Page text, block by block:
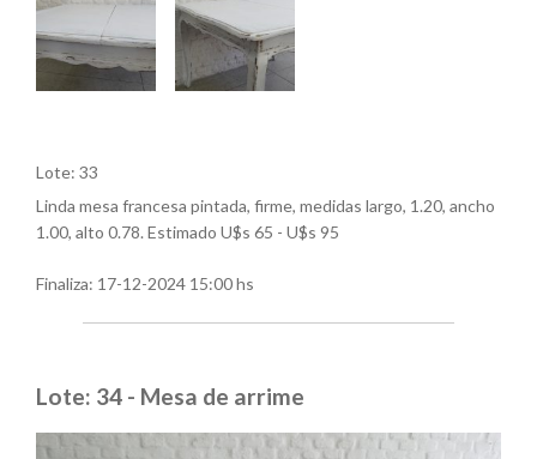
Lote: 33
Linda mesa francesa pintada, firme, medidas largo, 1.20, ancho
1.00, alto 0.78. Estimado U$s 65 - U$s 95
Finaliza: 17-12-2024 15:00 hs
Lote: 34 - Mesa de arrime